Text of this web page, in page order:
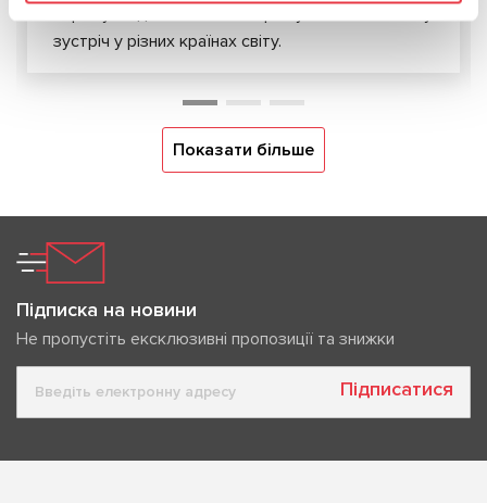
зустріч у різних країнах світу.
Показати більше
Підписка на новини
Не пропустіть ексклюзивні пропозиції та знижки
Підписатися